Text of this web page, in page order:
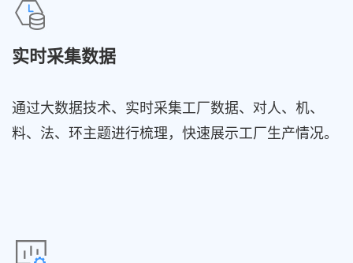
实时采集数据
通过大数据技术、实时采集工厂数据、对人、机、
料、法、环主题进行梳理，快速展示工厂生产情况。